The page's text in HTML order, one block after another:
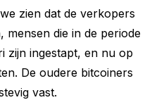
zien dat de verkopers
die in de periode
zijn ingestapt, en nu op
De oudere bitcoiners
vast.